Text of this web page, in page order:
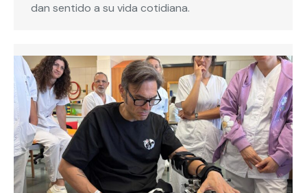
dan sentido a su vida cotidiana.